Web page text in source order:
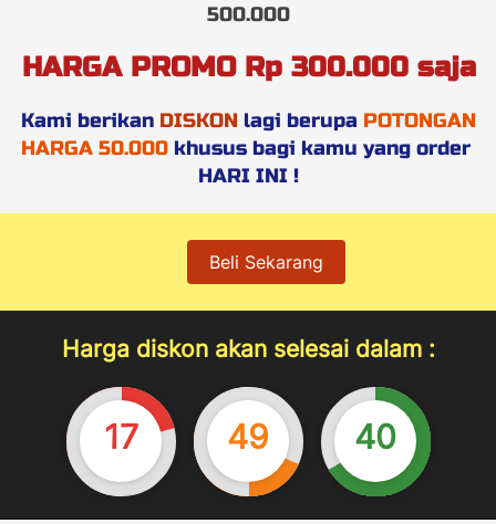
500.000
HARGA PROMO Rp 300.000 saja
Kami berikan DISKON lagi berupa POTONGAN
HARGA 50.000 khusus bagi kamu yang order
HARI INI !
`
Beli Sekarang
Harga diskon akan selesai dalam :
17 49 39